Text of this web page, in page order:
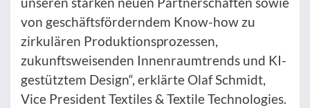
von geschäftsförderndem Know-how zu
zirkulären Produktionsprozessen,
zukunftsweisenden Innenraumtrends und KI-
gestütztem Design“, erklärte Olaf Schmidt,
Vice President Textiles & Textile Technologies.